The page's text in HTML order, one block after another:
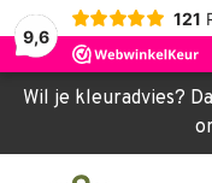
9,6
121
Wil je kleuradvies?